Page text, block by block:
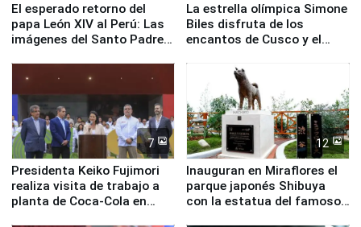
El esperado retorno del
papa León XIV al Perú: Las
imágenes del Santo Padre
La estrella olímpica Simone
Biles disfruta de los
encantos de Cusco y el
7
Presidenta Keiko Fujimori
realiza visita de trabajo a
planta de Coca-Cola en
12
Inauguran en Miraflores el
parque japonés Shibuya
con la estatua del famoso